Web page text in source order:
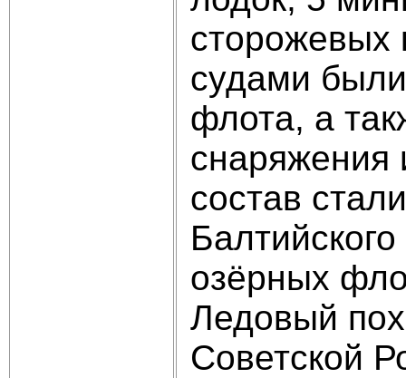
сторожевых
судами
флота, а
снаряжения
состав
озёрных
Ледовый
Советской